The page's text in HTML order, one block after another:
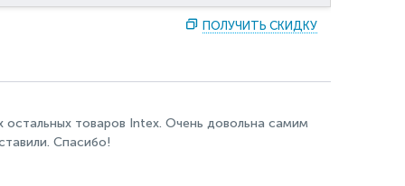
ПОЛУЧИТЬ СКИДКУ
остальных товаров Intex. Очень довольна самим
Спасибо!